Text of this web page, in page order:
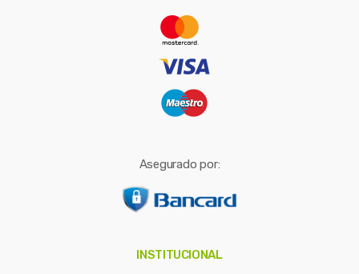
Asegurado por:
INSTITUCIONAL